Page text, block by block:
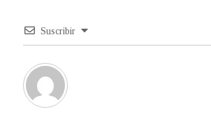
Suscribir